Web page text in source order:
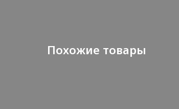
Похожие товары